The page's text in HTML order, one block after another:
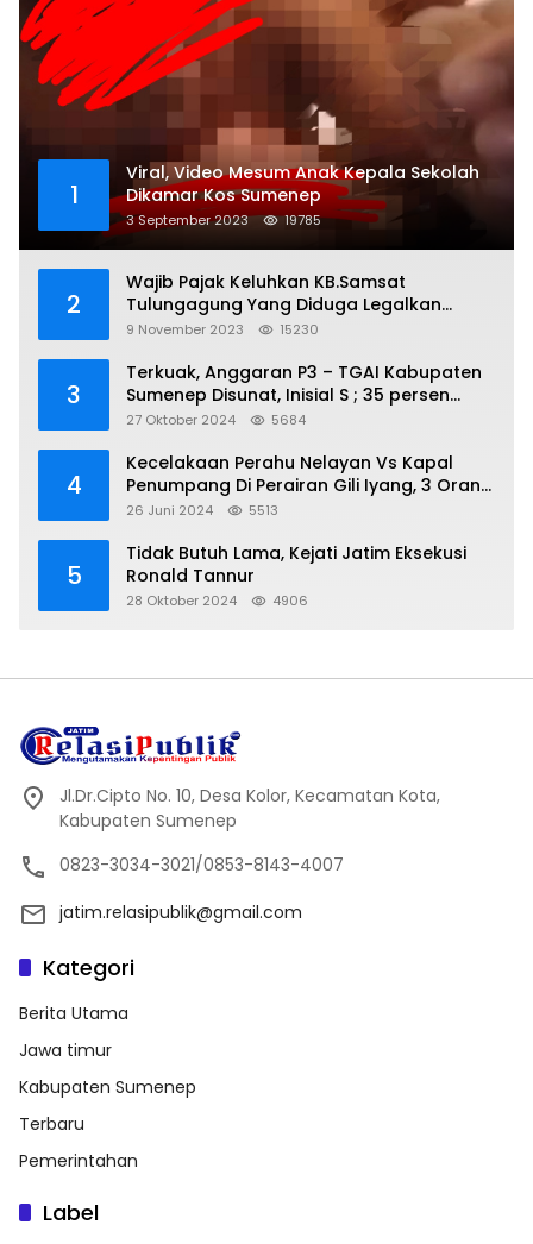
1
Viral, Video Mesum Anak Kepala Sekolah
Dikamar Kos Sumenep
3 September 2023 19785
2
Wajib Pajak Keluhkan KB.Samsat
Tulungagung Yang Diduga Legalkan
Pungli
9 November 2023 15230
3
Terkuak, Anggaran P3 – TGAI Kabupaten
Sumenep Disunat, Inisial S ; 35 persen
Bagian Oknum DPR- RI
27 Oktober 2024 5684
4
Kecelakaan Perahu Nelayan Vs Kapal
Penumpang Di Perairan Gili Iyang, 3 Orang
Hilang
26 Juni 2024 5513
5
Tidak Butuh Lama, Kejati Jatim Eksekusi
Ronald Tannur
28 Oktober 2024 4906
Jl.Dr.Cipto No. 10, Desa Kolor, Kecamatan Kota,
Kabupaten Sumenep
0823-3034-3021/0853-8143-4007
jatim.relasipublik@gmail.com
Kategori
Berita Utama
Jawa timur
Kabupaten Sumenep
Terbaru
Pemerintahan
Label